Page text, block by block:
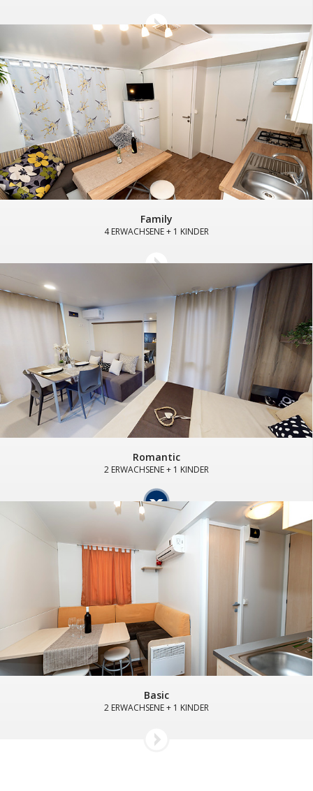
Family
4 ERWACHSENE + 1 KINDER
Romantic
2 ERWACHSENE + 1 KINDER
Basic
2 ERWACHSENE + 1 KINDER